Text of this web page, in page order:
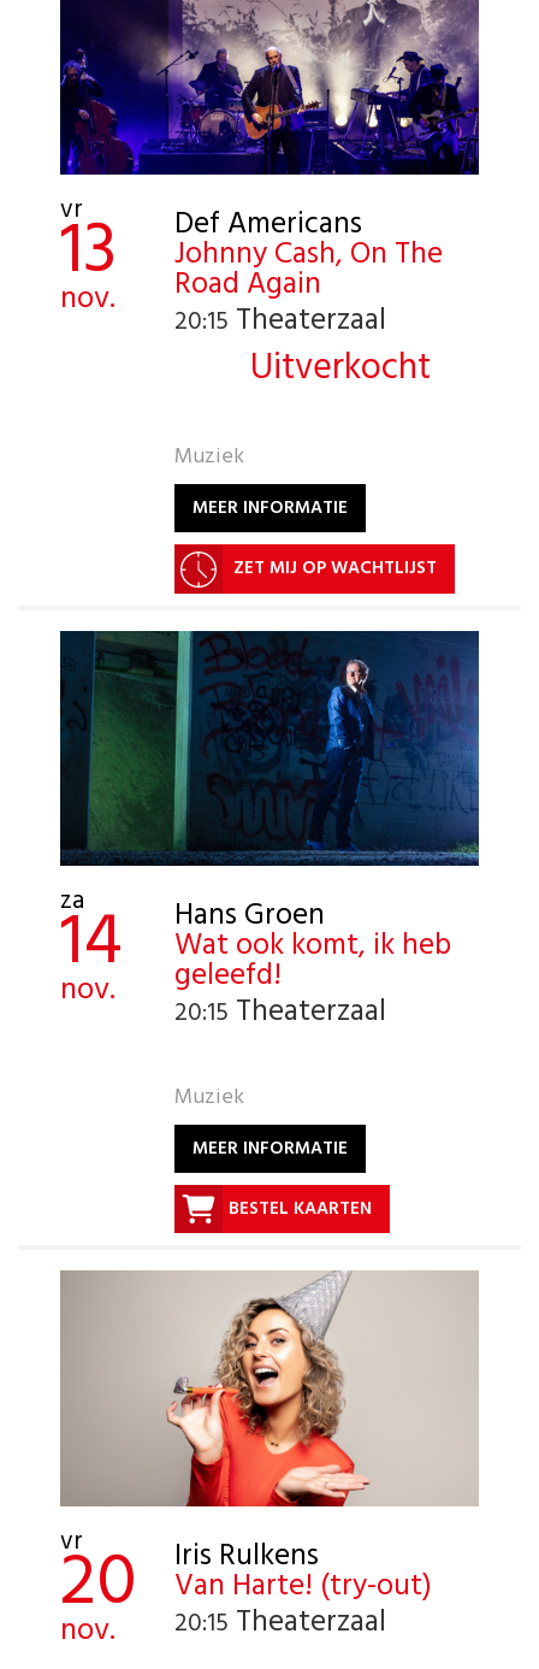
vr
13
nov.
Def Americans
Johnny Cash, On The
Road Again
20:15 Theaterzaal
Uitverkocht
Muziek
MEER INFORMATIE
ZET MIJ OP WACHTLIJST
za
14
nov.
Hans Groen
Wat ook komt, ik heb
geleefd!
20:15 Theaterzaal
Muziek
MEER INFORMATIE
BESTEL KAARTEN
vr
20
nov.
Iris Rulkens
Van Harte! (try-out)
20:15 Theaterzaal